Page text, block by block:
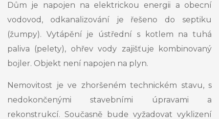
Dům je napojen na elektrickou energii a obecní
vodovod, odkanalizování je řešeno do septiku
(žumpy). Vytápění je ústřední s kotlem na tuhá
paliva (pelety), ohřev vody zajišťuje kombinovaný
bojler. Objekt není napojen na plyn.
Nemovitost je ve zhoršeném technickém stavu, s
nedokončenými stavebními úpravami a
rekonstrukcí. Současně bude vyžadovat vyklizení